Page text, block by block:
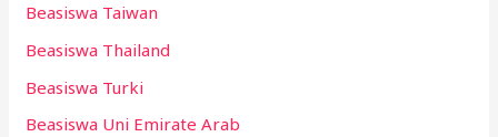
Beasiswa Taiwan
Beasiswa Thailand
Beasiswa Turki
Beasiswa Uni Emirate Arab